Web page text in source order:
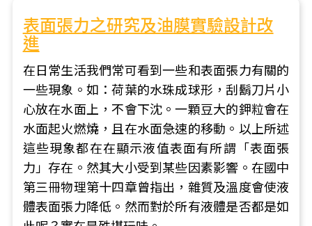
表面張力之研究及油膜實驗設計改
進
在日常生活我們常可看到一些和表面張力有關的
一些現象。如：荷葉的水珠成球形，刮鬍刀片小
心放在水面上，不會下沈。一顆豆大的鉀粒會在
水面起火燃燒，且在水面急速的移動。以上所述
這些現象都在在顯示液值表面有所謂「表面張
力」存在。然其大小受到某些因素影響。在國中
第三冊物理第十四章曾指出，雜質及溫度會使液
體表面張力降低。然而對於所有液體是否都是如